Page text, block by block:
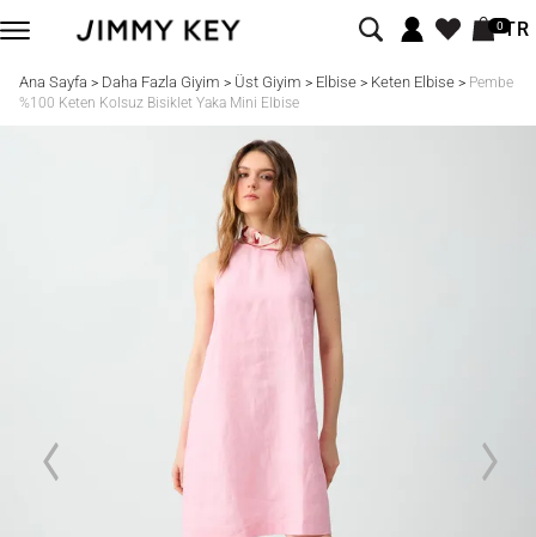
0TR
Ana Sayfa > Daha Fazla Giyim > Üst Giyim > Elbise> Keten Elbise> Pembe
%100 Keten Kolsuz Bisiklet Yaka Mini Elbise